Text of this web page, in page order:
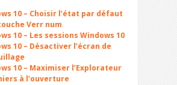
10 – Choisir l’état par défaut
Verr num
10 – Les sessions Windows 10
10 – Désactiver l’écran de
10 – Maximiser l’Explorateur
à l’ouverture